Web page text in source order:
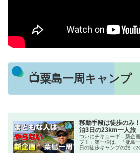
📺粟島一周キャンプ
移動手段は徒歩のみ
泊3日の23km一人旅
ついにチキューギ．新企
プ！」第一弾は、『粟島
日の徒歩キャンプの旅（